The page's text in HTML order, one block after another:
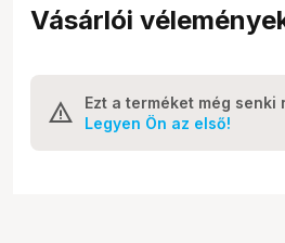
Vásárlói
Ezt a terméket még senki
Legyen Ön az első!